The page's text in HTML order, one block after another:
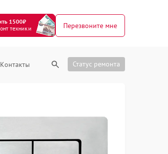
1500₽
техники
Перезвоните мне
Контакты Статус ремонта